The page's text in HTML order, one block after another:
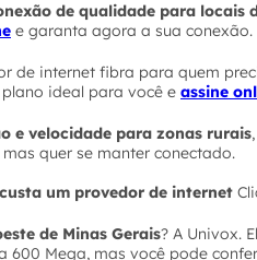
de qualidade para locais
e garanta agora a sua conexão.
de internet fibra para quem
ideal para você e assine
e velocidade para zonas rurais
quer se manter conectado.
um provedor de internet
de Minas Gerais? A Univox.
Mega, mas você pode